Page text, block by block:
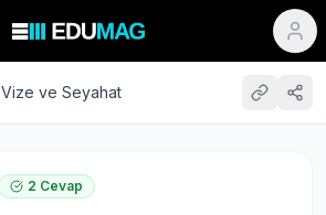
Vize ve Seyahat
2 Cevap